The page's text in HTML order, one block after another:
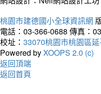
桃園市建德國小全球資訊網
電話：03-366-0688 傳真：
校址： 33070桃園市桃園區
Powered byXOOPS 2.0 (c)
返回頂端
返回首頁